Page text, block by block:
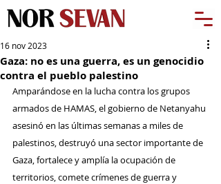
Gaza: no es una guerra, es un genocidio
contra el pueblo palestino
16 nov 2023
Amparándose en la lucha contra los grupos
armados de HAMAS, el gobierno de Netanyahu
asesinó en las últimas semanas a miles de
palestinos, destruyó una sector importante de
Gaza, fortalece y amplía la ocupación de
territorios, comete crímenes de guerra y